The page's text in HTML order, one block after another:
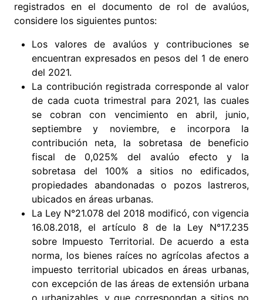
registrados en el documento de rol de avalúos,
considere los siguientes puntos:
Los valores de avalúos y contribuciones se
encuentran expresados en pesos del 1 de enero
del 2021.
La contribución registrada corresponde al valor
de cada cuota trimestral para 2021, las cuales
se cobran con vencimiento en abril, junio,
septiembre y noviembre, e incorpora la
contribución neta, la sobretasa de beneficio
fiscal de 0,025% del avalúo efecto y la
sobretasa del 100% a sitios no edificados,
propiedades abandonadas o pozos lastreros,
ubicados en áreas urbanas.
La Ley N°21.078 del 2018 modificó, con vigencia
16.08.2018, el artículo 8 de la Ley N°17.235
sobre Impuesto Territorial. De acuerdo a esta
norma, los bienes raíces no agrícolas afectos a
impuesto territorial ubicados en áreas urbanas,
con excepción de las áreas de extensión urbana
o urbanizables, y que correspondan a sitios no